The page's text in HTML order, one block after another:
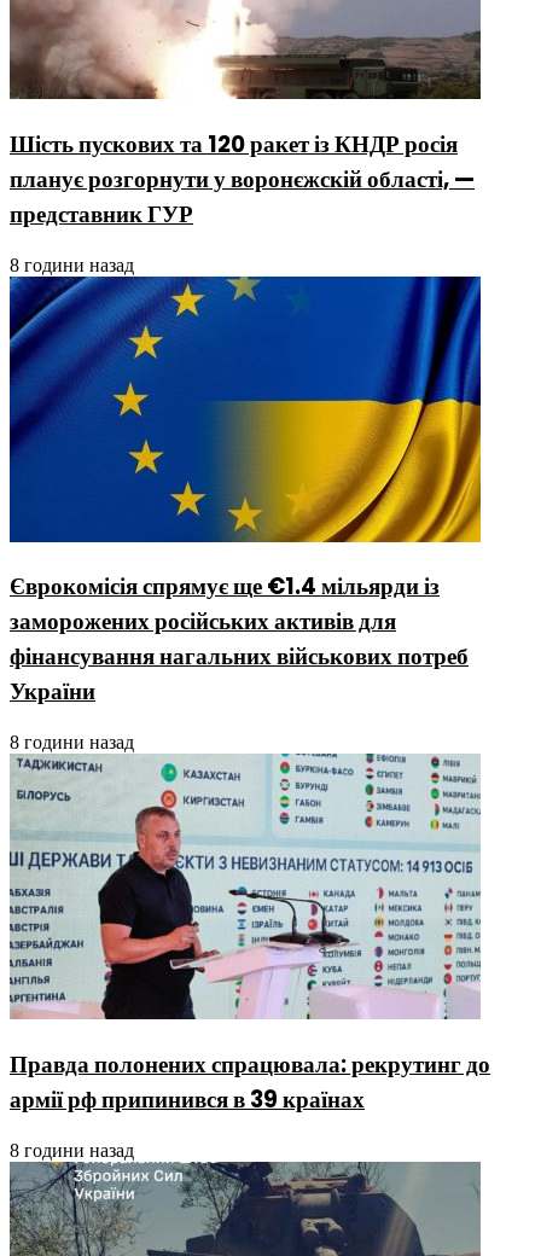
Шість пускових та 120 ракет із КНДР росія
планує розгорнути у воронєжскій області, —
представник ГУР
8 години назад
Єврокомісія спрямує ще €1.4 мільярди із
заморожених російських активів для
фінансування нагальних військових потреб
України
8 години назад
Правда полонених спрацювала: рекрутинг до
армії рф припинився в 39 країнах
8 години назад